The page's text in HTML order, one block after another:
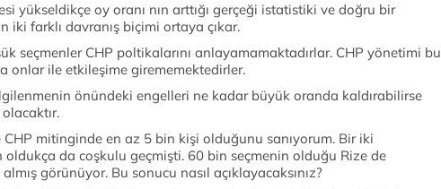
yükseldikçe oy oranı nın arttığı gerçeği istatistiki ve doğru bir
iki farklı davranış biçimi ortaya çıkar.
seçmenler CHP poltikalarını anlayamamaktadırlar. CHP yönetimi bu
onlar ile etkileşime girememektedirler.
önündeki engelleri ne kadar büyük oranda kaldırabilirse
mitinginde en az 5 bin kişi olduğunu sanıyorum. Bir iki
da coşkulu geçmişti. 60 bin seçmenin olduğu Rize de
görünüyor. Bu sonucu nasıl açıklayacaksınız?